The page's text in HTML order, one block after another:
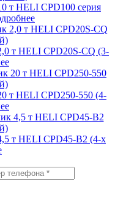
т HELI CPD100 серия
т HELI CPD20S-CQ (3-
т HELI CPD250-550 (4-
т HELI CPD45-B2 (4-х